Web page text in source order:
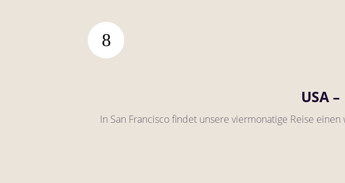
USA
In San Francisco findet unsere viermonatige Reise